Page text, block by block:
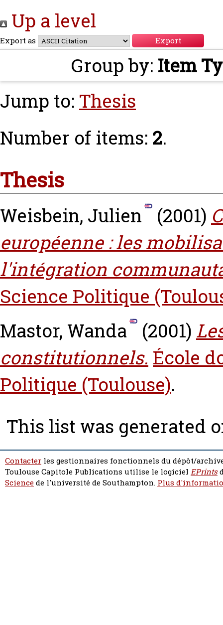
Up a level
Export as
Group by: Item
Jump to: Thesis
Number of items: 2.
Thesis
Weisbein, Julien (2001)
européenne : les
l'intégration
Science Politique
Mastor, Wanda
(2001)
constitutionnels. École
Politique (Toulouse).
This list was generated
Contacter les gestionnaires fonctionnels du dépôt/
Toulouse Capitole Publications utilise le logiciel EPrints
Sciencede l'université de Southampton. Plus